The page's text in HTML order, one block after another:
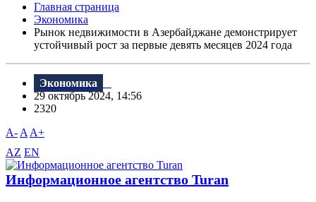
Главная страница
Экономика
Рынок недвижимости в Азербайджане демонстрирует
устойчивый рост за первые девять месяцев 2024 года
Экономика
29 октябрь 2024, 14:56
2320
A- A A+
AZ EN
Информационное агентство Turan